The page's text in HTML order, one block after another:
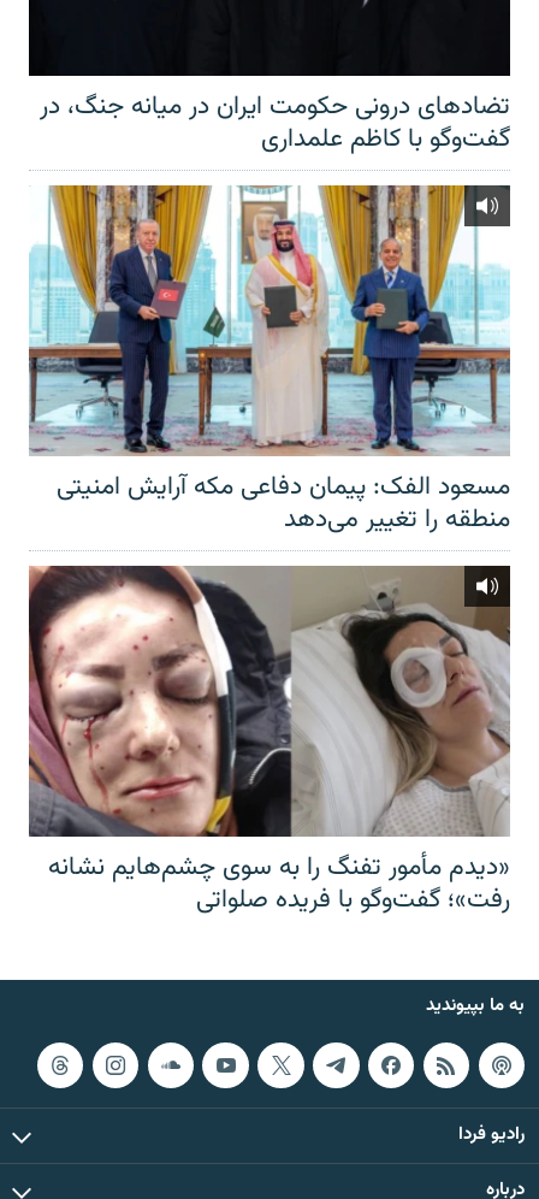
تضادهای درونی حکومت ایران در میانه جنگ، در
گفت‌‌وگو با کاظم علمداری
مسعود الفک: پیمان دفاعی مکه آرایش امنیتی
منطقه را تغییر می‌دهد
«دیدم مأمور تفنگ را به سوی چشم‌هایم نشانه
رفت»؛ گفت‌و‌گو با فریده صلواتی
به ما بپیوندید
رادیو فردا
درباره